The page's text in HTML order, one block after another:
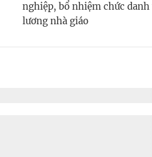
nghiệp, bổ nhiệm chức danh
lương nhà giáo